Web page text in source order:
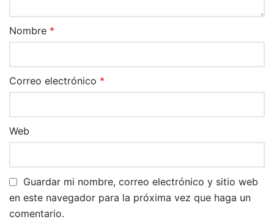
Nombre *
Correo electrónico *
Web
Guardar mi nombre, correo electrónico y sitio web
en este navegador para la próxima vez que haga un
comentario.